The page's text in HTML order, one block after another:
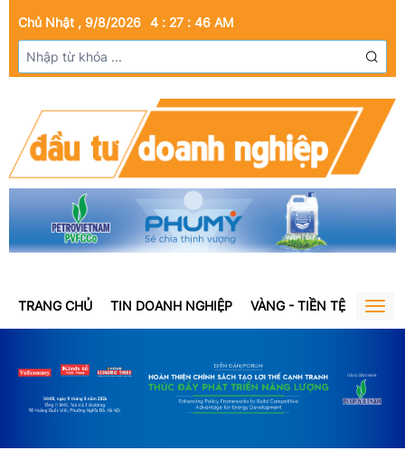
Chủ Nhật , 9/8/2026 4 : 27 : 46 AM
TRANG CHỦ TIN DOANH NGHIỆP VÀNG - TIỀN TỆ BẤT